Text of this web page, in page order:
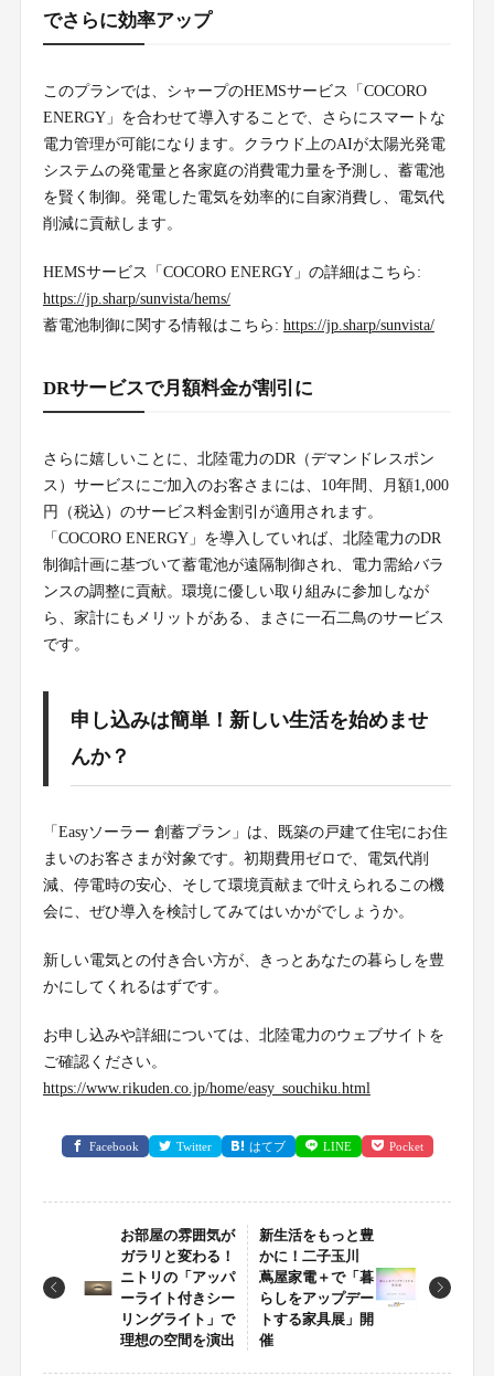
でさらに効率アップ
このプランでは、シャープのHEMSサービス「COCORO
ENERGY」を合わせて導入することで、さらにスマートな
電力管理が可能になります。クラウド上のAIが太陽光発電
システムの発電量と各家庭の消費電力量を予測し、蓄電池
を賢く制御。発電した電気を効率的に自家消費し、電気代
削減に貢献します。
HEMSサービス「COCORO ENERGY」の詳細はこちら:
https://jp.sharp/sunvista/hems/
蓄電池制御に関する情報はこちら: https://jp.sharp/sunvista/
DRサービスで月額料金が割引に
さらに嬉しいことに、北陸電力のDR（デマンドレスポン
ス）サービスにご加入のお客さまには、10年間、月額1,000
円（税込）のサービス料金割引が適用されます。
「COCORO ENERGY」を導入していれば、北陸電力のDR
制御計画に基づいて蓄電池が遠隔制御され、電力需給バラ
ンスの調整に貢献。環境に優しい取り組みに参加しなが
ら、家計にもメリットがある、まさに一石二鳥のサービス
です。
申し込みは簡単！新しい生活を始めませ
んか？
「Easyソーラー 創蓄プラン」は、既築の戸建て住宅にお住
まいのお客さまが対象です。初期費用ゼロで、電気代削
減、停電時の安心、そして環境貢献まで叶えられるこの機
会に、ぜひ導入を検討してみてはいかがでしょうか。
新しい電気との付き合い方が、きっとあなたの暮らしを豊
かにしてくれるはずです。
お申し込みや詳細については、北陸電力のウェブサイトを
ご確認ください。
https://www.rikuden.co.jp/home/easy_souchiku.html
Facebook Twitter はてブ LINE Pocket
お部屋の雰囲気が
ガラリと変わる！
ニトリの「アッパ
ーライト付きシー
リングライト」で
理想の空間を演出
新生活をもっと豊
かに！二子玉川
蔦屋家電＋で「暮
らしをアップデー
トする家具展」開
催